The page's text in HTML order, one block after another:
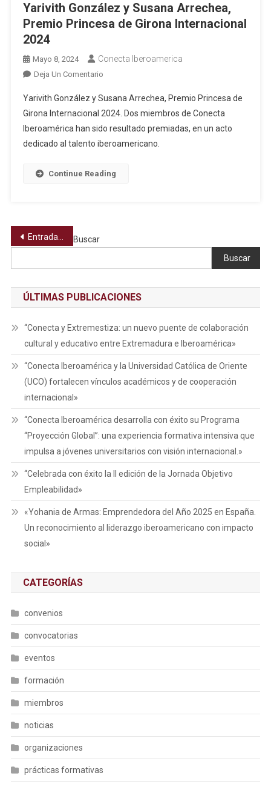
Yarivith González y Susana Arrechea,
Premio Princesa de Girona Internacional
2024
Mayo 8, 2024 Conecta Iberoamerica
Deja Un Comentario
Yarivith González y Susana Arrechea, Premio Princesa de
Girona Internacional 2024. Dos miembros de Conecta
Iberoamérica han sido resultado premiadas, en un acto
dedicado al talento iberoamericano.
Continue Reading
Entradas anteriores
Buscar
Buscar
ÚLTIMAS PUBLICACIONES
“Conecta y Extremestiza: un nuevo puente de colaboración
cultural y educativo entre Extremadura e Iberoamérica»
“Conecta Iberoamérica y la Universidad Católica de Oriente
(UCO) fortalecen vínculos académicos y de cooperación
internacional»
“Conecta Iberoamérica desarrolla con éxito su Programa
“Proyección Global”: una experiencia formativa intensiva que
impulsa a jóvenes universitarios con visión internacional.»
“Celebrada con éxito la II edición de la Jornada Objetivo
Empleabilidad»
«Yohania de Armas: Emprendedora del Año 2025 en España.
Un reconocimiento al liderazgo iberoamericano con impacto
social»
CATEGORÍAS
convenios
convocatorias
eventos
formación
miembros
noticias
organizaciones
prácticas formativas